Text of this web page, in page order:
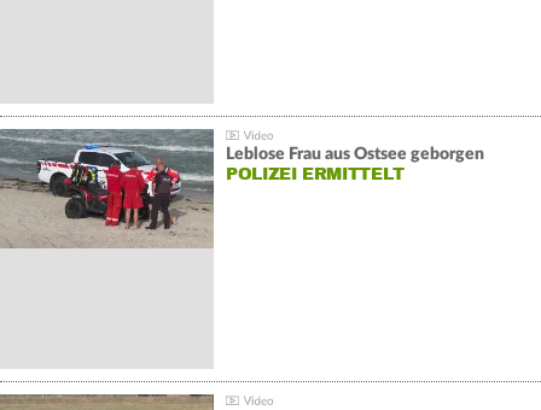
Leblose Frau aus Ostsee geborgen
POLIZEI ERMITTELT